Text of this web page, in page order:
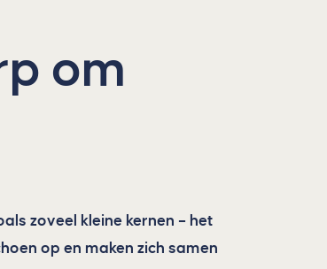
om
zoveel kleine kernen – het
op en maken zich samen